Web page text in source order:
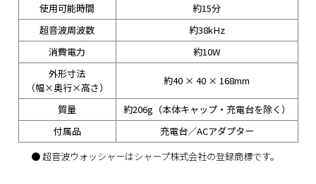
使用可能時間
約15分
超音波周波数
約38kHz
消費電力
約10W
外形寸法
（幅×奥行×高さ）
約40 × 40 × 168mm
質量
約206g（本体キャップ・充電台を除く）
付属品
充電台／ACアダプター
● 超音波ウォッシャーはシャープ株式会社の登録商標です。